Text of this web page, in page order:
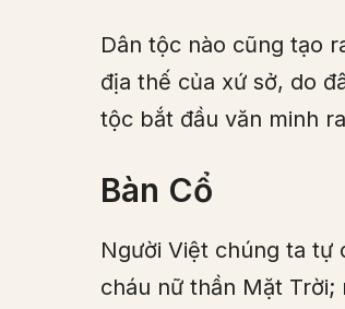
Dân tộc nào cũng tạo
địa thế của xứ sở, do
tộc bắt đầu văn minh
Bàn Cổ
Người Việt chúng ta tự
cháu nữ thần Mặt